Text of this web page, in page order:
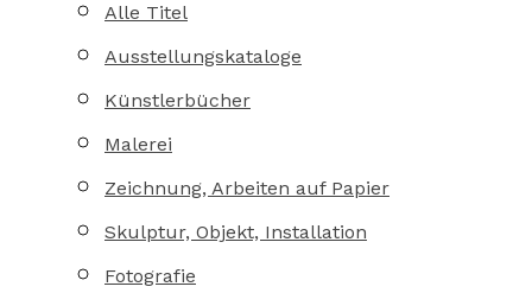
Alle Titel
Ausstellungskataloge
Künstlerbücher
Malerei
Zeichnung, Arbeiten auf Papier
Skulptur, Objekt, Installation
Fotografie